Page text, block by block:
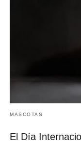
MASCOTAS
El Día